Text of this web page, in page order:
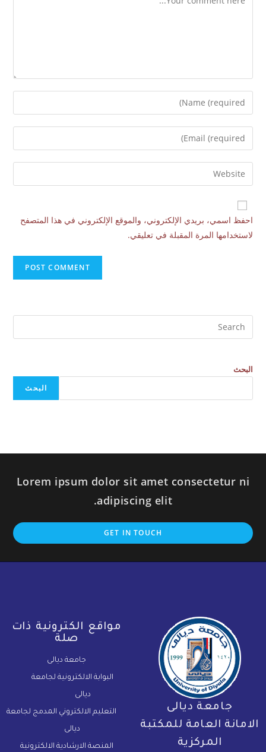
احفظ اسمي، بريدي الإلكتروني، والموقع الإلكتروني في هذا المتصفح
لاستخدامها المرة المقبلة في تعليقي.
البحث
البحث
Lorem ipsum dolor sit amet consectetur ni
adipiscing elit.
GET IN TOUCH
جامعة ديالى
العامة للمكتبة
المركزية
مواقع الكترونية ذات
صلة
جامعة ديالى
البوابة الالكترونية لجامعة
ديالى
التعليم الالكتروني المدمج لجامعة
ديالى
المنصة الارشادية الالكترونية